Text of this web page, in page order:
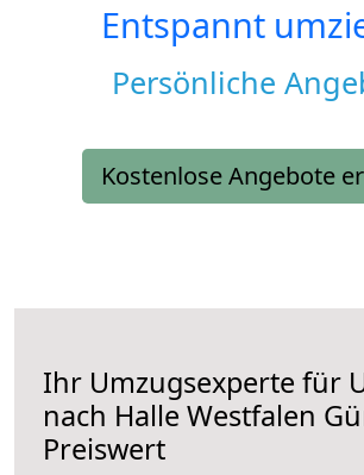
Entspannt
Persönliche
Kostenlose Angebote
Ihr Umzugsexperte für
nach Halle Westfalen
Preiswert